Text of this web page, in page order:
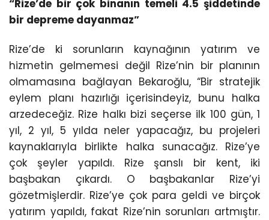
“Rize’de bir çok binanın temeli 4.5 şiddetinde
bir depreme dayanmaz”
Rize’de ki sorunların kaynağının yatırım ve
hizmetin gelmemesi değil Rize’nin bir planının
olmamasına bağlayan Bekaroğlu, “Bir stratejik
eylem planı hazırlığı içerisindeyiz, bunu halka
arzedeceğiz. Rize halkı bizi seçerse ilk 100 gün, 1
yıl, 2 yıl, 5 yılda neler yapacağız, bu projeleri
kaynaklarıyla birlikte halka sunacağız. Rize’ye
çok şeyler yapıldı. Rize şanslı bir kent, iki
başbakan çıkardı. O başbakanlar Rize’yi
gözetmişlerdir. Rize’ye çok para geldi ve birçok
yatırım yapıldı, fakat Rize’nin sorunları artmıştır.